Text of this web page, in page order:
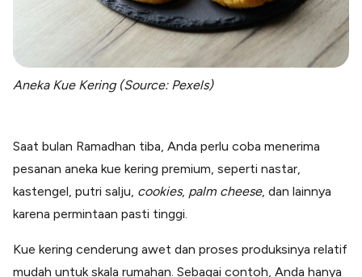
Aneka Kue Kering (Source: Pexels)
Saat bulan Ramadhan tiba, Anda perlu coba menerima
pesanan aneka kue kering premium, seperti nastar,
kastengel, putri salju, cookies, palm cheese, dan lainnya
karena permintaan pasti tinggi.
Kue kering cenderung awet dan proses produksinya relatif
mudah untuk skala rumahan. Sebagai contoh, Anda hanya